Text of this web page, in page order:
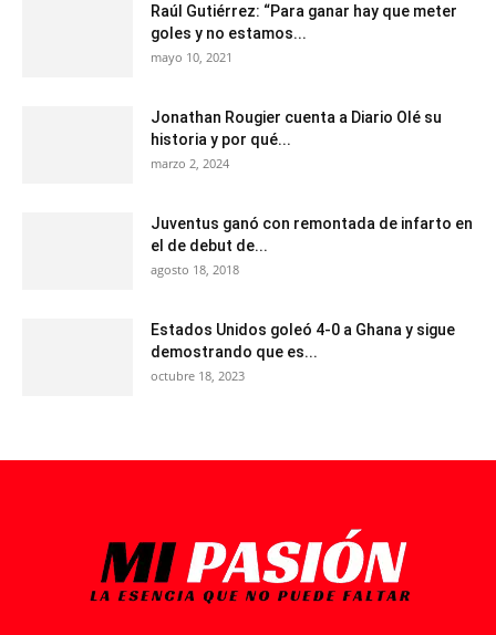
Raúl Gutiérrez: “Para ganar hay que meter
goles y no estamos...
mayo 10, 2021
Jonathan Rougier cuenta a Diario Olé su
historia y por qué...
marzo 2, 2024
Juventus ganó con remontada de infarto en
el de debut de...
agosto 18, 2018
Estados Unidos goleó 4-0 a Ghana y sigue
demostrando que es...
octubre 18, 2023